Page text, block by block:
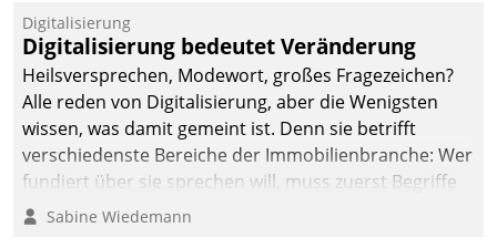
kommunale Wohnungsbauunternehmen daher
gemeinsam mit der Berliner Datatrain GmbH den
Teilprozess der Objektsanierung digitalisiert.
Digitalisierung
Digitalisierung bedeutet Veränderung
Heilsversprechen, Modewort, großes Fragezeichen?
Alle reden von Digitalisierung, aber die Wenigsten
wissen, was damit gemeint ist. Denn sie betrifft
verschiedenste Bereiche der Immobilienbranche: Wer
fundiert über sie sprechen will, muss zuerst Begriffe
klären. Ein Aspekt ist die betriebliche Optimierung:
Sabine Wiedemann